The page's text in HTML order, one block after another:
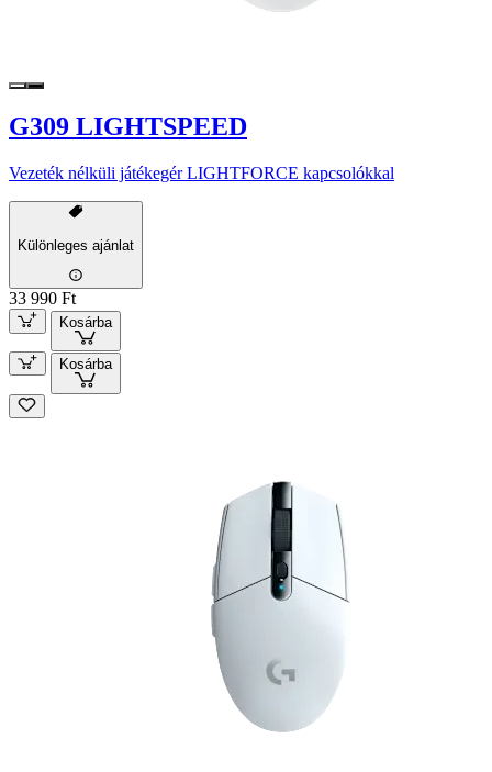
G309 LIGHTSPEED
Vezeték nélküli játékegér LIGHTFORCE kapcsolókkal
Különleges ajánlat
33 990 Ft
Kosárba
Kosárba